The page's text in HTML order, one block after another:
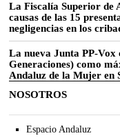
La Fiscalía Superior de
causas de las 15
negligencias en los
La nueva Junta PP-Vox
Generaciones) como
Andaluz de la Mujer en
NOSOTROS
Espacio Andaluz